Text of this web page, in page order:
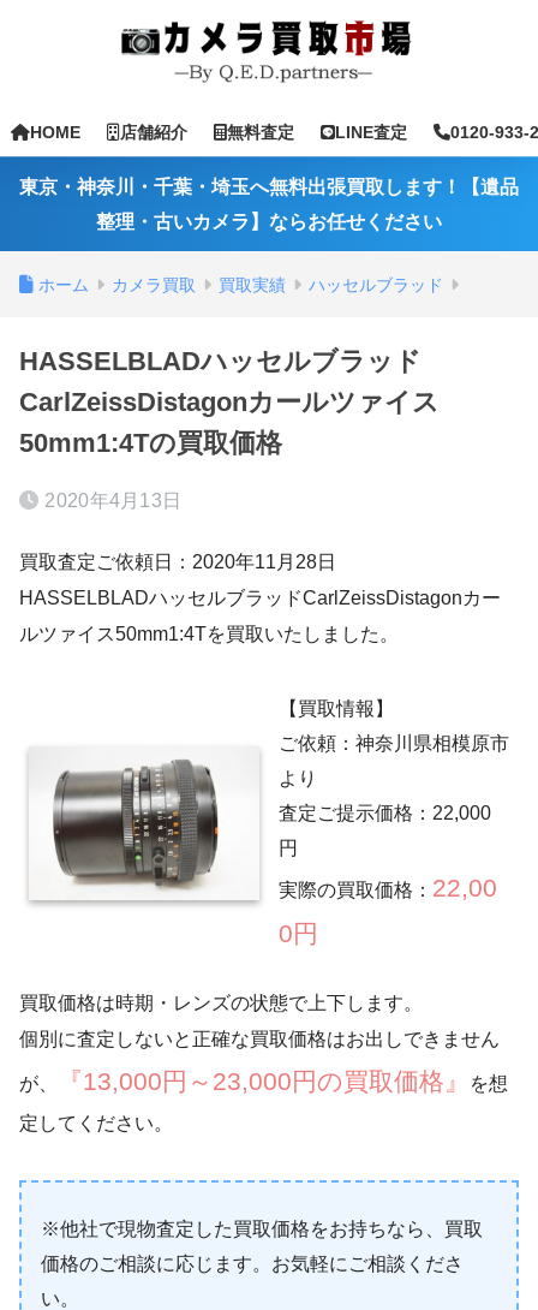
HOME 店舗紹介 無料査定 LINE査定 0120-933-
東京・神奈川・千葉・埼玉へ無料出張買取します！【遺品
整理・古いカメラ】ならお任せください
ホーム カメラ買取 買取実績 ハッセルブラッド
HASSELBLADハッセルブラッド
CarlZeissDistagonカールツァイス
50mm1:4Tの買取価格
2020年4月13日
買取査定ご依頼日：2020年11月28日
HASSELBLADハッセルブラッドCarlZeissDistagonカー
ルツァイス50mm1:4Tを買取いたしました。
【買取情報】
ご依頼：神奈川県相模原市
より
査定ご提示価格：22,000
円
実際の買取価格： 22,00
0円
買取価格は時期・レンズの状態で上下します。
個別に査定しないと正確な買取価格はお出しできません
が、 『13,000円～23,000円の買取価格』
を想
定してください。
※他社で現物査定した買取価格をお持ちなら、買取
価格のご相談に応じます。お気軽にご相談くださ
い。